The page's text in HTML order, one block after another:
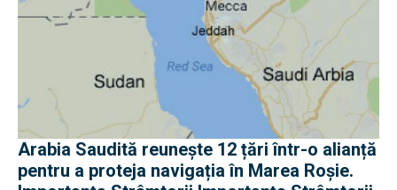
Arabia Saudită reunește 12 țări într-o alianță
pentru a proteja navigația în Marea Roșie.